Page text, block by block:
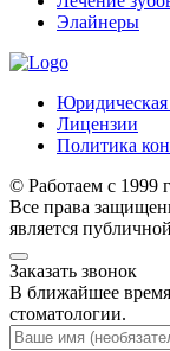
Элайнеры
Лицензии
Политика
© Работаем с 1999
Все права
является
Заказать звонок
В ближайшее
стоматологии.